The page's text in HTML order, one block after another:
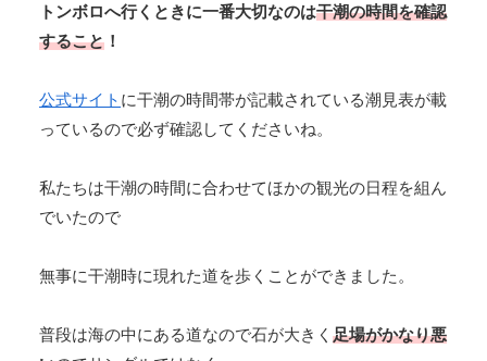
トンボロへ行くときに一番大切なのは干潮の時間を確認
すること ！
公式サイト に干潮の時間帯が記載されている潮見表が載
っているので必ず確認してくださいね。
私たちは干潮の時間に合わせてほかの観光の日程を組ん
でいたので
無事に干潮時に現れた道を歩くことができました。
普段は海の中にある道なので石が大きく 足場がかなり悪